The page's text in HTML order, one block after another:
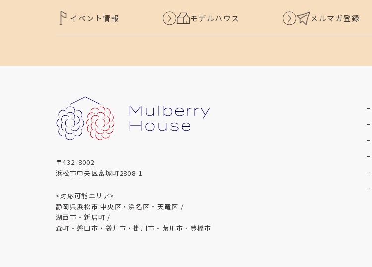
イベント情報 モデルハウス メルマガ登録
〒432-8002
浜松市中央区富塚町2808-1
<対応可能エリア>
静岡県浜松市 中央区・浜名区・天竜区 /
湖西市・新居町 /
森町・磐田市・袋井市・掛川市・菊川市・豊橋市